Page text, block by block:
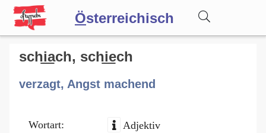
Österreichisch
Wörterbuch
Forum
Blog
schi͟ach, schi͟ech
verzagt, Angst machend
Wortart:
Adjektiv